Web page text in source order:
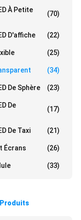
À Petite
(70)
D'affiche (22)
(25)
(34)
De Sphère (23)
De
(17)
De Taxi (21)
Écrans (26)
(33)